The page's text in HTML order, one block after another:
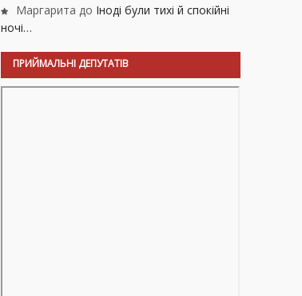
Маргарита до Іноді були тихі й спокійні
ночі…
ПРИЙМАЛЬНІ ДЕПУТАТІВ